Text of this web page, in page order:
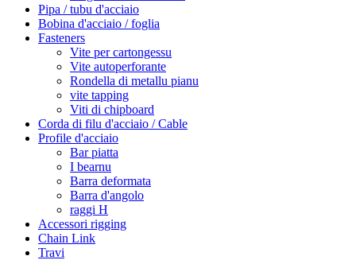
Pipa / tubu d'acciaio
Bobina d'acciaio / foglia
Fasteners
Vite per cartongessu
Vite autoperforante
Rondella di metallu pianu
vite tapping
Viti di chipboard
Corda di filu d'acciaio / Cable
Profile d'acciaio
Bar piatta
I bearnu
Barra deformata
Barra d'angolo
raggi H
Accessori rigging
Chain Link
Travi